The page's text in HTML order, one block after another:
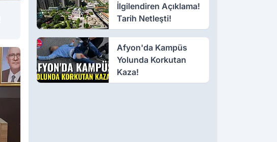
İlgilendiren Açıklama!
Tarih Netleşti!
Afyon'da Kampüs
Yolunda Korkutan
Kaza!